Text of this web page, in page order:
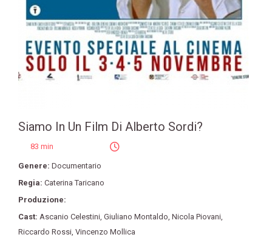
Siamo In Un Film Di Alberto Sordi?
83 min
Genere: Documentario
Regia: Caterina Taricano
Produzione:
Cast: Ascanio Celestini, Giuliano Montaldo, Nicola Piovani,
Riccardo Rossi, Vincenzo Mollica